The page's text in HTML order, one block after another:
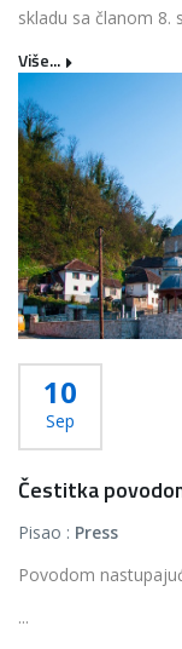
skladu sa članom 8.
Više...
10
Sep
Čestitka
Pisao : Press
Povodom
...